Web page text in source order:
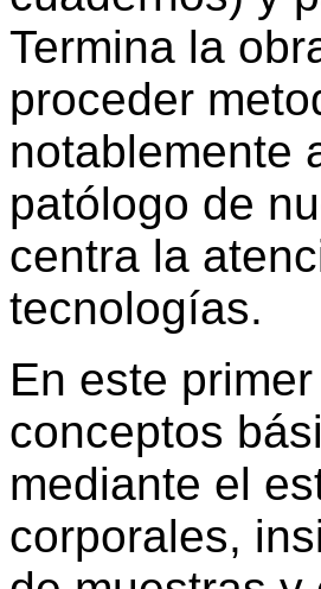
Termina la
proceder
notablemente
patólogo de
centra la
tecnologías.
En este
conceptos
mediante el
corporales,